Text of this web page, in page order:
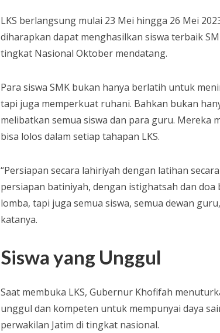
LKS berlangsung mulai 23 Mei hingga 26 Mei
diharapkan dapat menghasilkan siswa terbaik
tingkat Nasional Oktober mendatang.
Para siswa SMK bukan hanya berlatih untuk
tapi juga memperkuat ruhani. Bahkan bukan
melibatkan semua siswa dan para guru. Mereka
bisa lolos dalam setiap tahapan LKS.
“Persiapan secara lahiriyah dengan latihan
persiapan batiniyah, dengan istighatsah dan
lomba, tapi juga semua siswa, semua dewan
katanya.
Siswa yang Unggul
Saat membuka LKS, Gubernur Khofifah
unggul dan kompeten untuk mempunyai daya
perwakilan Jatim di tingkat nasional.